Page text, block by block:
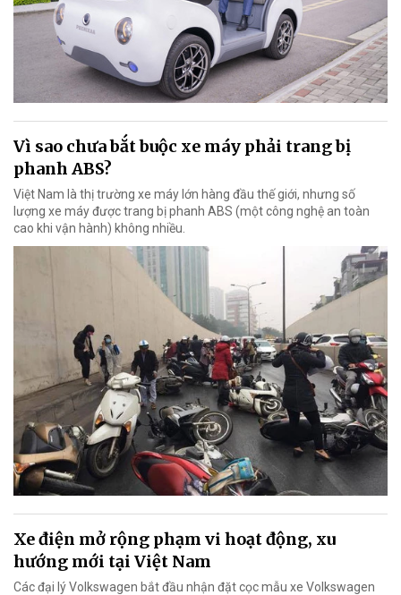
Vì sao chưa bắt buộc xe máy phải trang bị
phanh ABS?
Việt Nam là thị trường xe máy lớn hàng đầu thế giới, nhưng số
lượng xe máy được trang bị phanh ABS (một công nghệ an toàn
cao khi vận hành) không nhiều.
Xe điện mở rộng phạm vi hoạt động, xu
hướng mới tại Việt Nam
Các đại lý Volkswagen bắt đầu nhận đặt cọc mẫu xe Volkswagen